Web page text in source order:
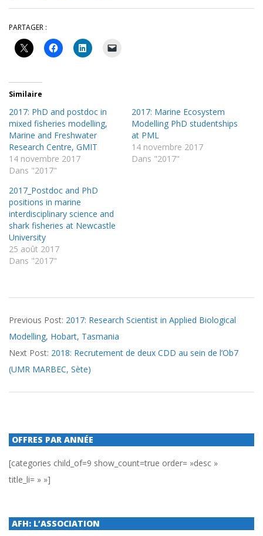
PARTAGER :
Similaire
2017: PhD and postdoc in
mixed fisheries modelling,
Marine and Freshwater
Research Centre, GMIT
14 novembre 2017
Dans "2017"
2017: Marine Ecosystem
Modelling PhD studentships
at PML
14 novembre 2017
Dans "2017"
2017_Postdoc and PhD
positions in marine
interdisciplinary science and
shark fisheries at Newcastle
University
25 août 2017
Dans "2017"
02-
14
Previous Post: 2017: Research Scientist in Applied Biological
Modelling, Hobart, Tasmania
Next Post: 2018: Recrutement de deux CDD au sein de l’Ob7
(UMR MARBEC, Sète)
OFFRES PAR ANNÉE
[categories child_of=9 show_count=true order= »desc »
title_li= » »]
AFH: L’ASSOCIATION